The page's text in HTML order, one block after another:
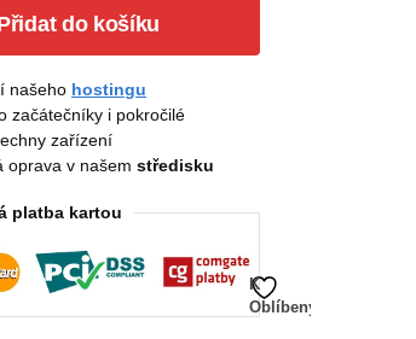
do košíku
K
Oblíbeným
našeho hostingu
začátečníky i pokročilé
zařízení
oprava v našemstředisku
platba kartou